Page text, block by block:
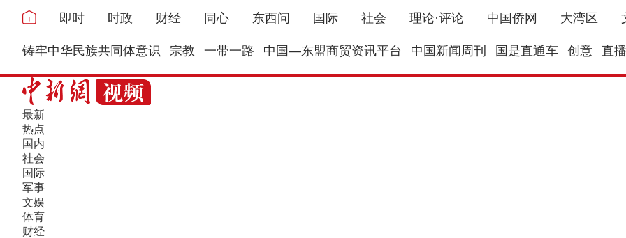
即时 时政 财经 同心 东西问 国际 社会 理论·评论 中国侨网 大湾区
铸牢中华民族共同体意识 宗教 一带一路 中国—东盟商贸资讯平台 中国新闻周刊 国是直通车 创意 直播
最新
热点
国内
社会
国际
军事
文娱
体育
财经